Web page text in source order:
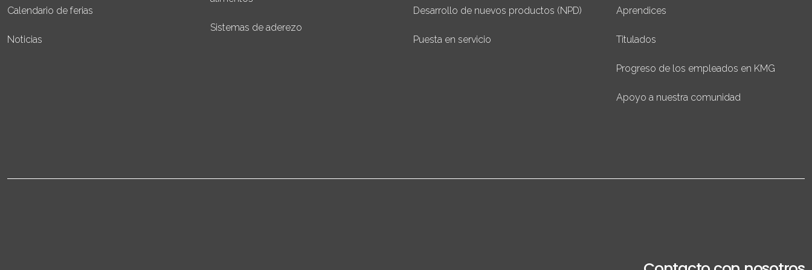
Calendario de ferias
Noticias
Sistemas de aderezo
Desarrollo de nuevos productos (NPD)
Puesta en servicio
Aprendices
Titulados
Progreso de los empleados en KMG
Apoyo a nuestra comunidad